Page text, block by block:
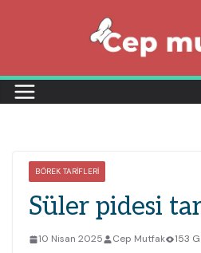
BÖREK TARIFLERI
Süler pidesi
10 Nisan 2025 Cep Mutfak 153